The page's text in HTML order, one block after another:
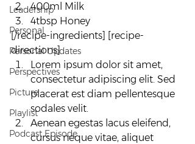
Leadership
Personal
Personal Updates
Perspectives
Picture
Playlist
Podcast Episode
400ml Milk
4tbsp Honey
[/recipe-ingredients] [recipe-
directions]
Lorem ipsum dolor sit amet,
consectetur adipiscing elit. Sed
placerat est diam pellentesque
sodales velit.
Aenean egestas lacus eleifend,
cursus neque vitae, aliquet